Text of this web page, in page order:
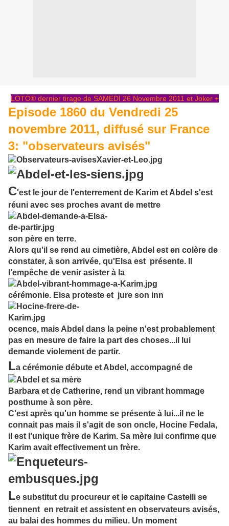
LOTO® dernier tirage de SAMEDI 26 Novembre 2011 et Joker +
Episode 1860 du Vendredi 25
novembre 2011, diffusé sur France
3: "observateurs avisés"
C'est le jour de l'enterrement de Karim et Abdel s'est
réuni avec ses proches avant de mettre
son père en terre.
Alors qu'il se rend au cimetière, Abdel est en colère de
constater, à son arrivée, qu'Elsa est présente. Il
l’empêche de venir asister à la
cérémonie. Elsa proteste et jure son inn
ocence, mais Abdel dans la peine n'est probablement
pas en mesure de faire la part des choses...il lui
demande violement de partir.
La cérémonie débute et Abdel, accompagné de
Barbara et de Catherine, rend un vibrant hommage
posthume à son père.
C'est après qu'un homme se présente à lui...il ne le
connait pas mais il s'agit de son oncle, Hocine Fedala,
il est l’unique frère de Karim. Sa mère lui confirme que
Karim avait effectivement un frère.
Le substitut du procureur et le capitaine Castelli se
tiennent en retrait et assistent en observateurs avisés,
au balai des hommes du milieu. Un moment